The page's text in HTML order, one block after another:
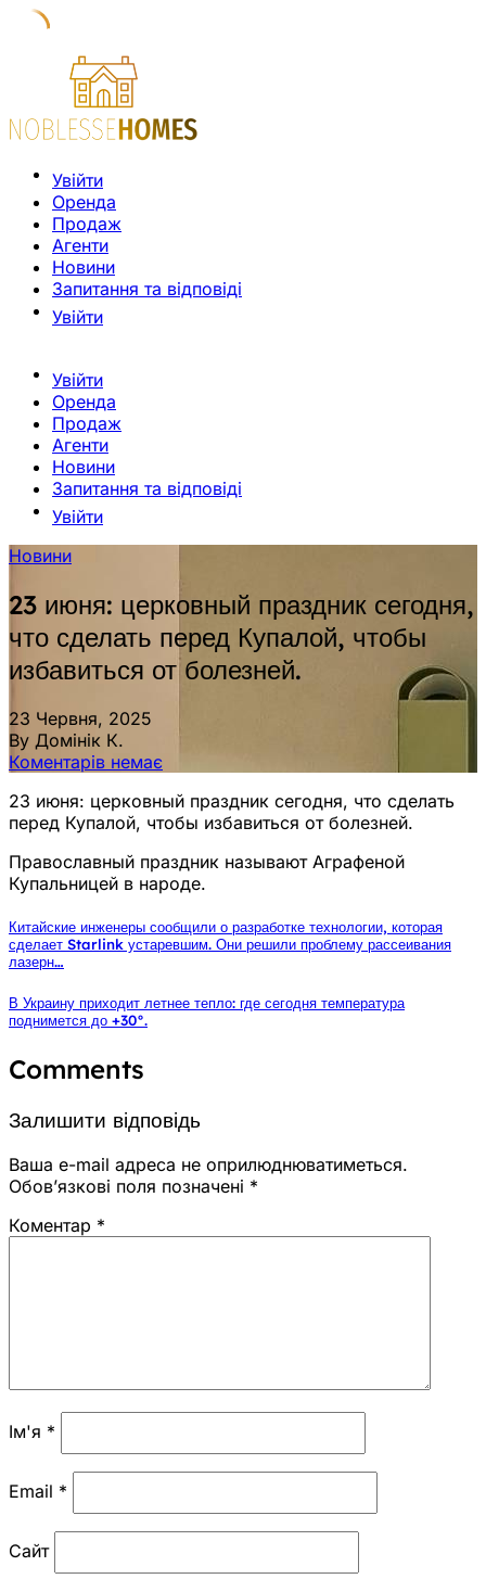
Увійти
Оренда
Продаж
Агенти
Новини
Запитання та відповіді
Увійти
Увійти
Оренда
Продаж
Агенти
Новини
Запитання та відповіді
Увійти
Новини
23 июня: церковный праздник сегодня,
что сделать перед Купалой, чтобы
избавиться от болезней.
23 Червня, 2025
By Домінік К.
Коментарів немає
23 июня: церковный праздник сегодня, что сделать
перед Купалой, чтобы избавиться от болезней.
Православный праздник называют Аграфеной
Купальницей в народе.
Китайские инженеры сообщили о разработке технологии, которая
сделает Starlink устаревшим. Они решили проблему рассеивания
лазерн…
В Украину приходит летнее тепло: где сегодня температура
поднимется до +30°.
Comments
Залишити відповідь
Ваша e-mail адреса не оприлюднюватиметься.
Обов’язкові поля позначені *
Коментар *
Ім'я *
Email *
Сайт